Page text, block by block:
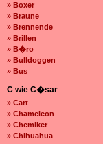
» Boxer
» Braune
» Brennende
» Brillen
» B�ro
» Bulldoggen
» Bus
C wie C�sar
» Cart
» Chameleon
» Chemiker
» Chihuahua